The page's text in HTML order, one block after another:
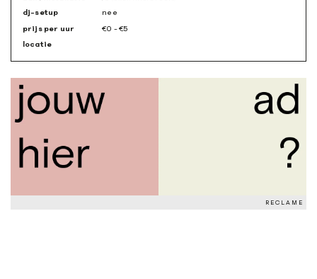
dj-setup
nee
prijs per uur
€0 - €5
locatie
RECLAME